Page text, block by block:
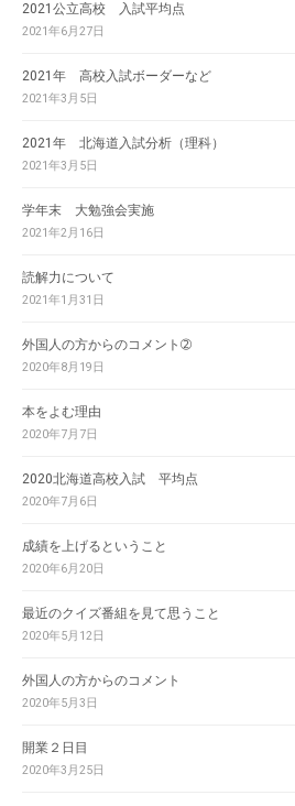
2021公立高校 入試平均点
2021年6月27日
2021年 高校入試ボーダーなど
2021年3月5日
2021年 北海道入試分析（理科）
2021年3月5日
学年末 大勉強会実施
2021年2月16日
読解力について
2021年1月31日
外国人の方からのコメント➁
2020年8月19日
本をよむ理由
2020年7月7日
2020北海道高校入試 平均点
2020年7月6日
成績を上げるということ
2020年6月20日
最近のクイズ番組を見て思うこと
2020年5月12日
外国人の方からのコメント
2020年5月3日
開業２日目
2020年3月25日